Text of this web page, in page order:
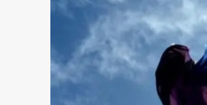
Общество